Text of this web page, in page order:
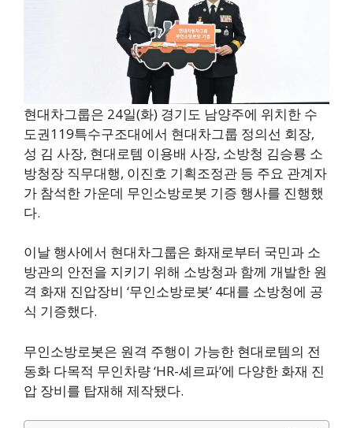
현대차그룹은 24일(화) 경기도 남양주에 위치한 수
도권119특수구조대에서 현대차그룹 정의선 회장,
성 김 사장, 현대로템 이용배 사장, 소방청 김승룡 소
방청장 직무대행, 이진호 기획조정관 등 주요 관계자
가 참석한 가운데 무인소방로봇 기증 행사를 진행했
다.
이날 행사에서 현대차그룹은 화재로부터 국민과 소
방관의 안전을 지키기 위해 소방청과 함께 개발한 원
격 화재 진압장비 ‘무인소방로봇’ 4대를 소방청에 공
식 기증했다.
무인소방로봇은 원격 주행이 가능한 현대로템의 전
동화 다목적 무인차량 ‘HR-셰르파’에 다양한 화재 진
압 장비를 탑재해 제작됐다.